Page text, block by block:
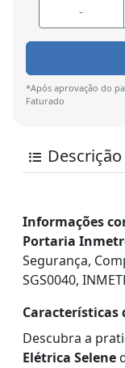
-
*Após aprovação do
Faturado
Descrição
Informações
Portaria
Segurança,
SGS0040,
Características
Descubra a
Elétrica Selene